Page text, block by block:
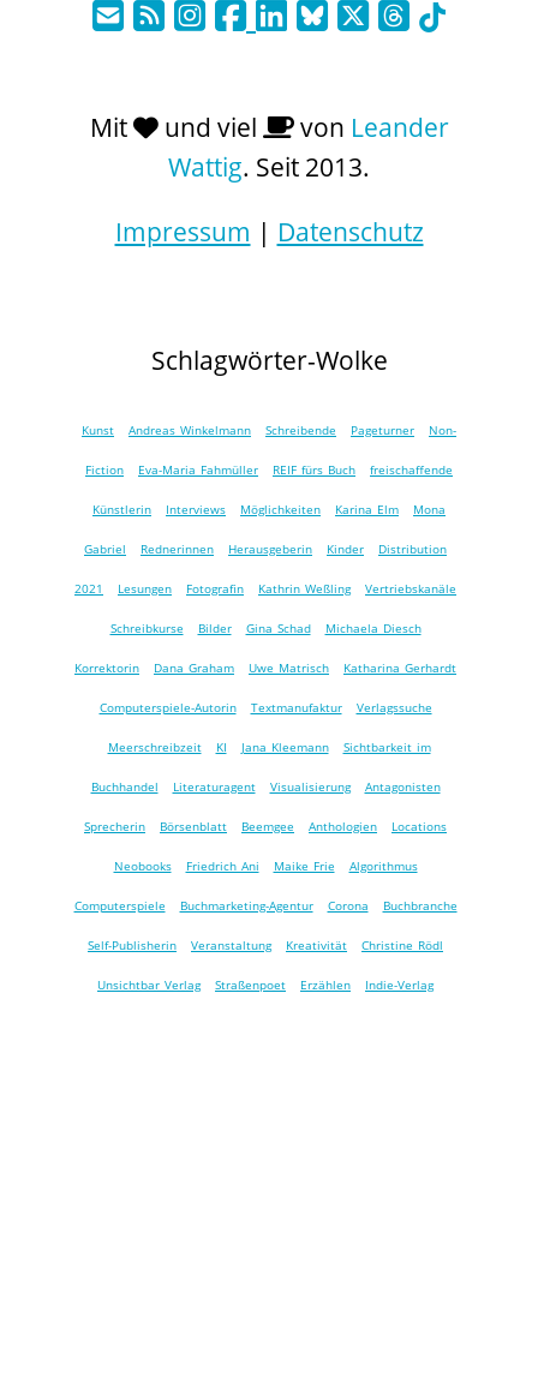
Mit und viel von Leander
Wattig. Seit 2013.
Impressum | Datenschutz
Schlagwörter-Wolke
Kunst Andreas Winkelmann Schreibende Pageturner Non-
Fiction Eva-Maria Fahmüller REIF fürs Buch freischaffende
Künstlerin Interviews Möglichkeiten Karina Elm Mona
Gabriel Rednerinnen Herausgeberin Kinder Distribution
2021 Lesungen Fotografin Kathrin Weßling Vertriebskanäle
Schreibkurse Bilder Gina Schad Michaela Diesch
Korrektorin Dana Graham Uwe Matrisch Katharina Gerhardt
Computerspiele-Autorin Textmanufaktur Verlagssuche
Meerschreibzeit KI Jana Kleemann Sichtbarkeit im
Buchhandel Literaturagent Visualisierung Antagonisten
Sprecherin Börsenblatt Beemgee Anthologien Locations
Neobooks Friedrich Ani Maike Frie Algorithmus
Computerspiele Buchmarketing-Agentur Corona Buchbranche
Self-Publisherin Veranstaltung Kreativität Christine Rödl
Unsichtbar Verlag Straßenpoet Erzählen Indie-Verlag